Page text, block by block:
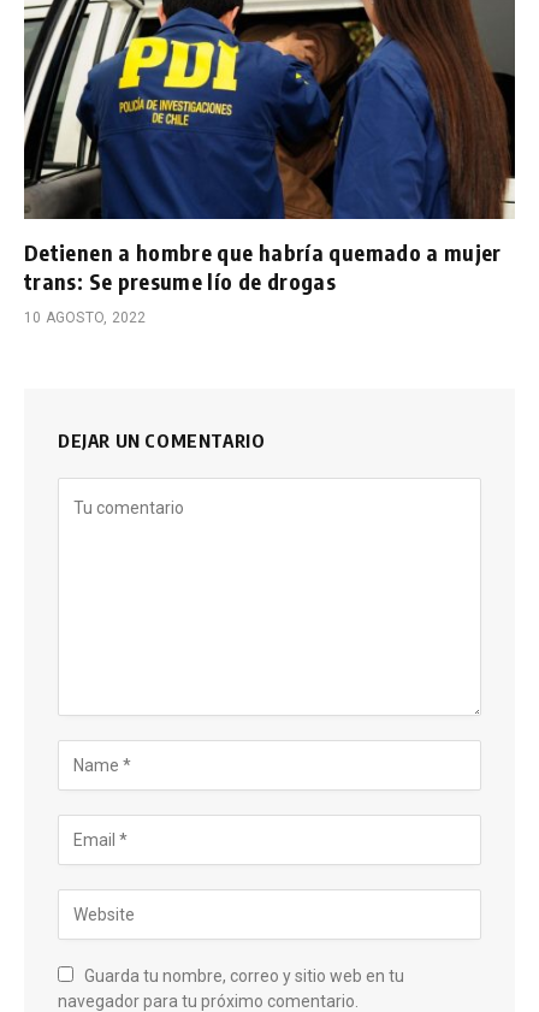
Detienen a hombre que habría quemado a mujer
trans: Se presume lío de drogas
10 AGOSTO, 2022
DEJAR UN COMENTARIO
Guarda tu nombre, correo y sitio web en tu
navegador para tu próximo comentario.